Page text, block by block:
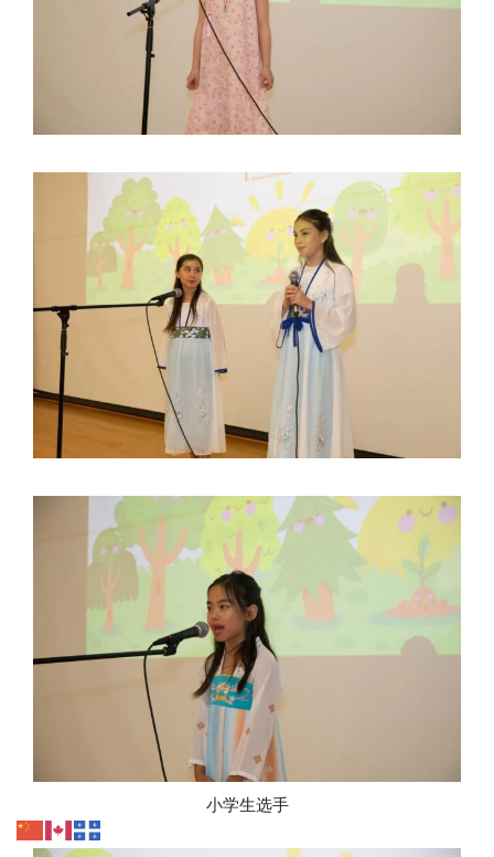
小学生选手